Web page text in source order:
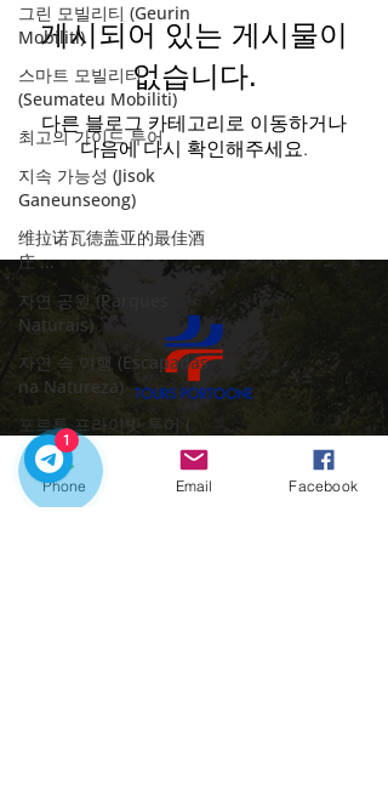
그린 모빌리티 (Geurin
Mobiliti)
스마트 모빌리티
(Seumateu Mobiliti)
최고의 가이드 투어
지속 가능성 (Jisok
Ganeunseong)
维拉诺瓦德盖亚的最佳酒
庄 ...
자연 공원 (Parques
Naturais)
자연 속 여행 (Escapadas
na Natureza)
포르투 프라이빗 투어 (
visita privada Porto
트레일과 도보 여행
(Trilhos e )
게시되어 있는 게시물이
없습니다.
다른 블로그 카테고리로 이동하거나
다음에 다시 확인해주세요.
우리의 개인 투어로 포르투갈을 탐험하기에 완
벽한 시기입니다.
Phone Email Facebook
1